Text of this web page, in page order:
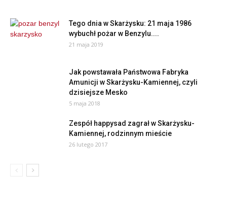
Tego dnia w Skarżysku: 21 maja 1986
wybuchł pożar w Benzylu....
21 maja 2019
Jak powstawała Państwowa Fabryka
Amunicji w Skarżysku-Kamiennej, czyli
dzisiejsze Mesko
5 maja 2018
Zespół happysad zagrał w Skarżysku-
Kamiennej, rodzinnym mieście
26 lutego 2017